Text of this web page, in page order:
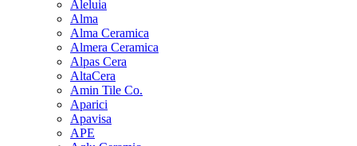
Aleluia
Alma
Alma Ceramica
Almera Ceramica
Alpas Cera
AltaCera
Amin Tile Co.
Aparici
Apavisa
APE